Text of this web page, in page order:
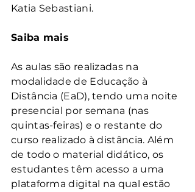
Katia Sebastiani.
Saiba mais
As aulas são realizadas na
modalidade de Educação à
Distância (EaD), tendo uma noite
presencial por semana (nas
quintas-feiras) e o restante do
curso realizado à distância. Além
de todo o material didático, os
estudantes têm acesso a uma
plataforma digital na qual estão